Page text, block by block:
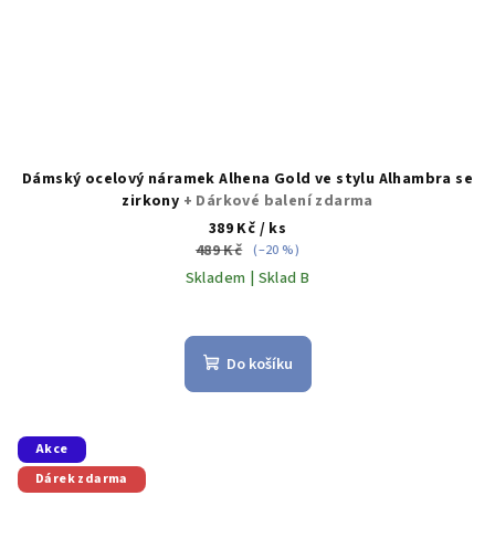
Dámský ocelový náramek Alhena Gold ve stylu Alhambra se
zirkony + Dárkové balení zdarma
389 Kč / ks
489 Kč (–20 %)
Skladem | Sklad B
Do košíku
Akce
Dárek zdarma